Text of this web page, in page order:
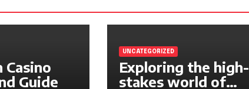
Casino
Guide
UNCATEGORIZED
Exploring the high-
stakes world of